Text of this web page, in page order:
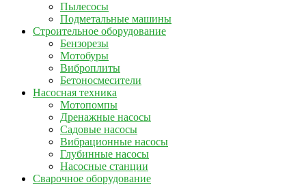
Пылесосы
Подметальные машины
Строительное оборудование
Бензорезы
Мотобуры
Виброплиты
Бетоносмесители
Насосная техника
Мотопомпы
Дренажные насосы
Садовые насосы
Вибрационные насосы
Глубинные насосы
Насосные станции
Сварочное оборудование